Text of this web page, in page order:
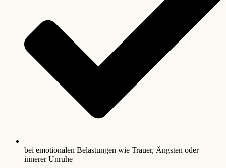
bei emotionalen Belastungen wie Trauer, Ängsten oder
innerer Unruhe